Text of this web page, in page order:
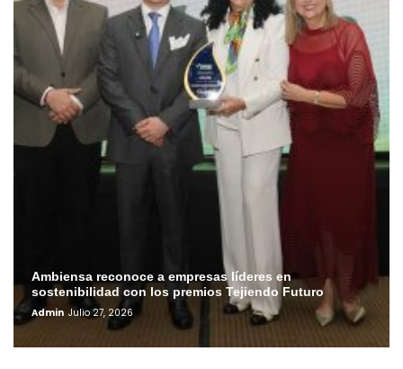
Ambiensa reconoce a empresas líderes en
sostenibilidad con los premios Tejiendo Futuro
Admin Julio 27, 2026